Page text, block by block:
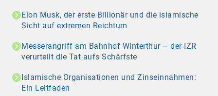
Elon Musk, der erste Billionär und die islamische
Sicht auf extremen Reichtum
Messerangriff am Bahnhof Winterthur – der IZR
verurteilt die Tat aufs Schärfste
Islamische Organisationen und Zinseinnahmen:
Ein Leitfaden